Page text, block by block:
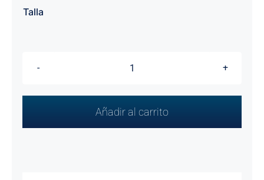
Talla
Camiseta
mangas
Añadir al carrito